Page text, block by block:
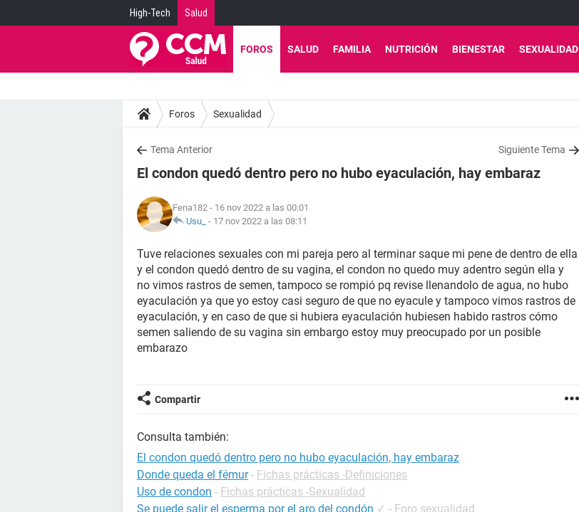
High-Tech Salud
FOROS SALUD FAMILIA NUTRICIÓN BIENESTAR SEXUALIDAD
Foros Sexualidad
Tema Anterior Siguiente Tema
El condon quedó dentro pero no hubo eyaculación, hay embaraz
Fena182 - 16 nov 2022 a las 00:01
Usu_ - 17 nov 2022 a las 08:11
Tuve relaciones sexuales con mi pareja pero al terminar saque mi pene de dentro de ella
y el condon quedó dentro de su vagina, el condon no quedo muy adentro según ella y
no vimos rastros de semen, tampoco se rompió pq revise llenandolo de agua, no hubo
eyaculación ya que yo estoy casi seguro de que no eyacule y tampoco vimos rastros de
eyaculación, y en caso de que si hubiera eyaculación hubiesen habido rastros cómo
semen saliendo de su vagina sin embargo estoy muy preocupado por un posible
embarazo
Compartir
Consulta también:
El condon quedó dentro pero no hubo eyaculación, hay embaraz
Donde queda el fémur - Fichas prácticas -Definiciones
Uso de condon - Fichas prácticas -Sexualidad
Se puede salir el esperma por el aro del condón ✓ - Foro sexualidad